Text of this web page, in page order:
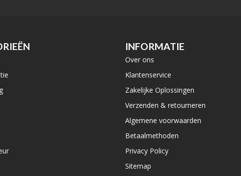
INFORMATIE
Over ons
Klantenservice
Zakelijke Oplossingen
Verzenden & retourneren
Algemene voorwaarden
Betaalmethoden
Privacy Policy
Sitemap